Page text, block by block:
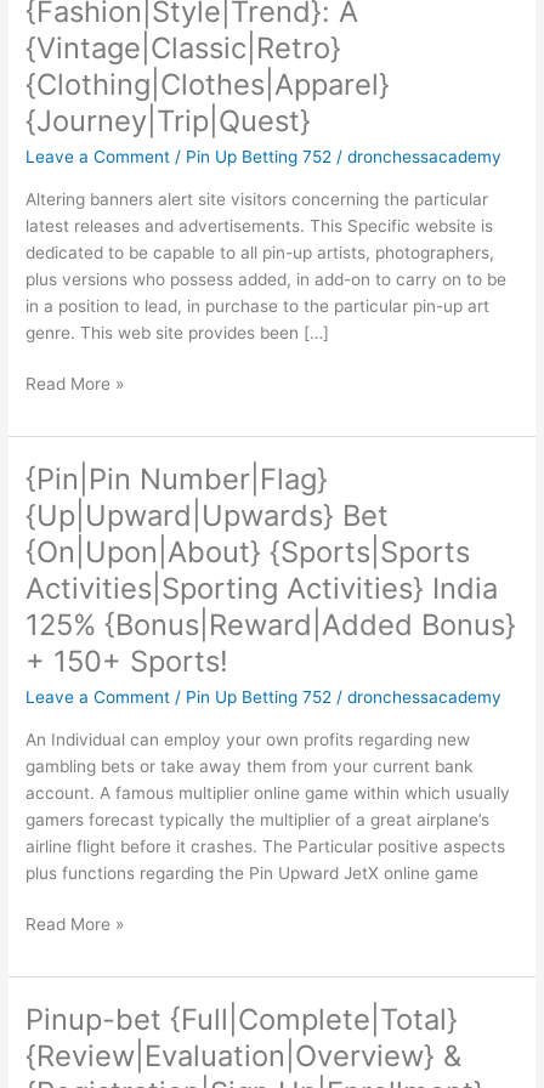
{Fashion|Style|Trend}: A
{Vintage|Classic|Retro}
{Clothing|Clothes|Apparel}
{Journey|Trip|Quest}
Leave a Comment / Pin Up Betting 752 /dronchessacademy
Altering banners alert site visitors concerning the particular
latest releases and advertisements. This Specific website is
dedicated to be capable to all pin-up artists, photographers,
plus versions who possess added, in add-on to carry on to be
in a position to lead, in purchase to the particular pin-up art
genre. This web site provides been […]
up
{Fashion|Style|Trend}:
A
{Vintage|Classic|Retro}
{Clothing|Clothes|Apparel}
{Journey|Trip|Quest}
Read More »
{Pin|Pin Number|Flag}
{Up|Upward|Upwards} Bet
{On|Upon|About} {Sports|Sports
Activities|Sporting Activities} India
125% {Bonus|Reward|Added Bonus}
+ 150+ Sports!
Leave a Comment / Pin Up Betting 752 /dronchessacademy
An Individual can employ your own profits regarding new
gambling bets or take away them from your current bank
account. A famous multiplier online game within which usually
gamers forecast typically the multiplier of a great airplane’s
airline flight before it crashes. The Particular positive aspects
plus functions regarding the Pin Upward JetX online game
{Pin|Pin
Number|Flag}
{Up|Upward|Upwards}
Bet
{On|Upon|About}
{Sports|Sports
Activities|Sporting
Activities}
India
{Bonus|Reward|Added
Bonus}
+
150+
Sports!
Read More »
Pinup-bet {Full|Complete|Total}
{Review|Evaluation|Overview} &
Pinup-
bet
{Full|Complete|Total}